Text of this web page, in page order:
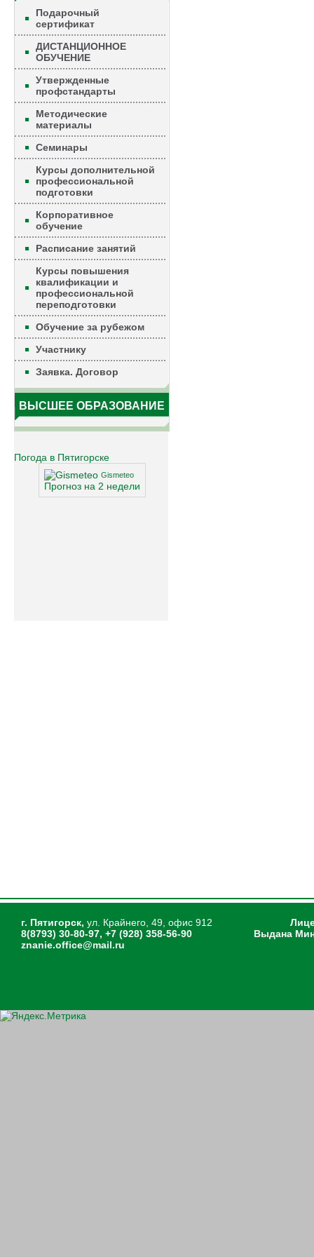
Подарочный
сертификат
ДИСТАНЦИОННОЕ
ОБУЧЕНИЕ
Утвержденные
профстандарты
Методические
материалы
Семинары
Курсы дополнительной
профессиональной
подготовки
Корпоративное
обучение
Расписание занятий
Курсы повышения
квалификации и
профессиональной
переподготовки
Обучение за рубежом
Участнику
Заявка. Договор
ВЫСШЕЕ ОБРАЗОВАНИЕ
Погода в Пятигорске
Gismeteo
Прогноз на 2 недели
г. Пятигорск, ул. Крайнего, 49, офис 912
8(8793) 30-80-97, +7 (928) 358-56-90
znanie.office@mail.ru
Выдана